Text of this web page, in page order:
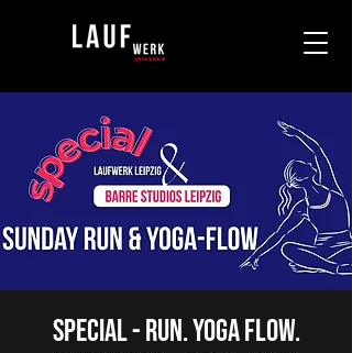
SPECIAL - Run. Yoga Flow.